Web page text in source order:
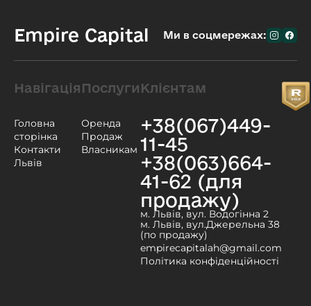
Empire Capital Ми в соцмережах:
Навігація
Головна
сторінка
Контакти
Львів
Послуги
Оренда
Продаж
Власникам
Клієнтам
+38(067)449-
11-45
+38(063)664-
41-62 (для
продажу)
м. Львів, вул. Водогінна 2
м. Львів, вул.Джерельна 38
(по продажу)
empirecapitalah@gmail.com
Політика конфіденційності